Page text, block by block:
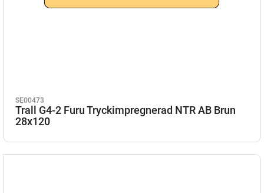
SE00473
Trall G4-2 Furu Tryckimpregnerad NTR AB Brun
28x120